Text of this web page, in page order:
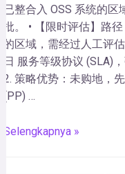
已整合入 OSS 系统的
批。 • 【限时评估】路
的区域，需经过人工评
日 服务等级协议 (SLA)
2. 策略优势：未购地，
(PP) …
Selengkapnya »